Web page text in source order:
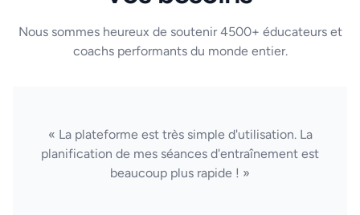
Nous sommes heureux de soutenir 4500+ éducateurs et
coachs performants du monde entier.
« La plateforme est très simple d'utilisation. La
planification de mes séances d'entraînement est
beaucoup plus rapide ! »